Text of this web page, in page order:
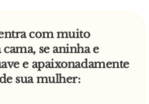
com muito
se aninha e
e apaixonadamente
sua mulher: